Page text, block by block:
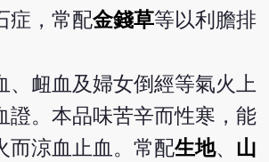
症，常配金錢草等以利膽排
、衄血及婦女倒經等氣火上
證。本品味苦辛而性寒，能
而涼血止血。常配生地、 山